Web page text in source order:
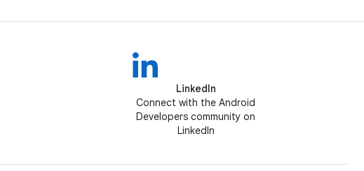
LinkedIn
Connect with the Android
Developers community on
LinkedIn